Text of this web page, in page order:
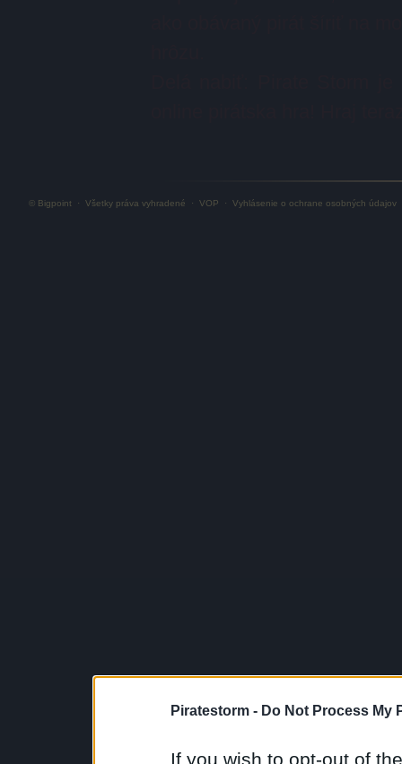
Piratestorm - Do Not Process My
If you wish to opt-out of
© Bigpoint · Všetky práva vyhradené · VOP · Vyhlásenie o ochrane osobných údajov